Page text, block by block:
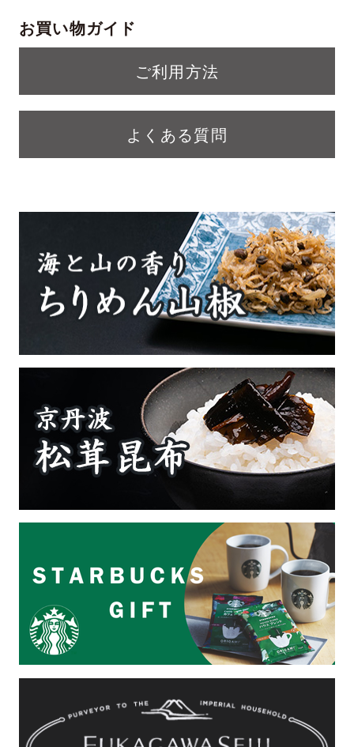
お買い物ガイド
ご利用方法
よくある質問